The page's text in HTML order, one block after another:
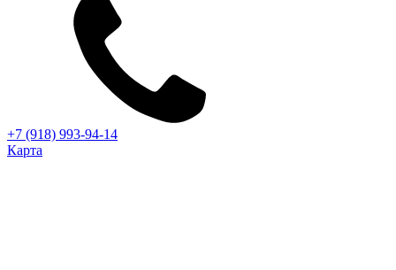
+7 (918) 993-94-14
Карта